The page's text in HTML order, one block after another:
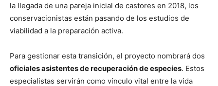
la llegada de una pareja inicial de castores en 2018, los
conservacionistas están pasando de los estudios de
viabilidad a la preparación activa.
Para gestionar esta transición, el proyecto nombrará dos
oficiales asistentes de recuperación de especies. Estos
especialistas servirán como vínculo vital entre la vida